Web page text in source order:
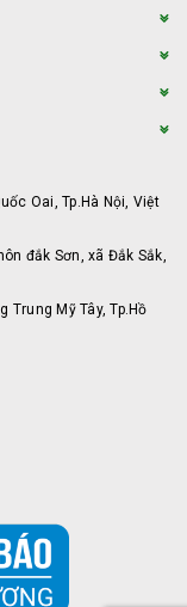
Oai, Tp.Hà Nội, Việt
đắk Sơn, xã Đắk Sắk,
Trung Mỹ Tây, Tp.Hồ